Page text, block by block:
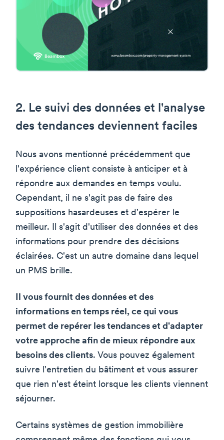
2. Le suivi des données et l'analyse
des tendances deviennent faciles
Nous avons mentionné précédemment que
l'expérience client consiste à anticiper et à
répondre aux demandes en temps voulu.
Cependant, il ne s'agit pas de faire des
suppositions hasardeuses et d'espérer le
meilleur. Il s'agit d'utiliser des données et des
informations pour prendre des décisions
éclairées. C'est un autre domaine dans lequel
un PMS brille.
Il vous fournit des données et des
informations en temps réel, ce qui vous
permet de repérer les tendances et d'adapter
votre approche afin de mieux répondre aux
besoins des clients. Vous pouvez également
suivre l'entretien du bâtiment et vous assurer
que rien n'est éteint lorsque les clients viennent
séjourner.
Certains systèmes de gestion immobilière